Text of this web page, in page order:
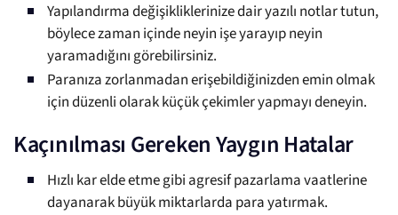
Yapılandırma değişikliklerinize dair yazılı notlar tutun,
böylece zaman içinde neyin işe yarayıp neyin
yaramadığını görebilirsiniz.
Paranıza zorlanmadan erişebildiğinizden emin olmak
için düzenli olarak küçük çekimler yapmayı deneyin.
Kaçınılması Gereken Yaygın Hatalar
Hızlı kar elde etme gibi agresif pazarlama vaatlerine
dayanarak büyük miktarlarda para yatırmak.